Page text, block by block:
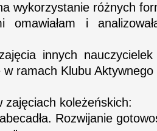
wykorzystanie różnych
omawiałam i
innych
w ramach Klubu
zajęciach koleżeńskich:
Rozwijanie